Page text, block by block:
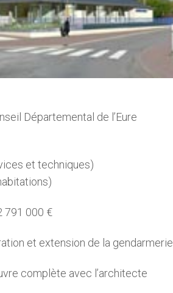
Départemental de l’Eure
et techniques)
791 000 €
et extension de la gendarmerie
complète avec l’architecte